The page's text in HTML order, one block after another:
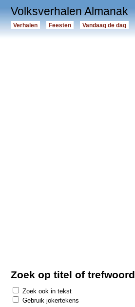
Volksverhalen Almanak
Verhalen Feesten Vandaag de dag
Zoek op titel of trefwoord
Zoek ook in tekst
Gebruik jokertekens